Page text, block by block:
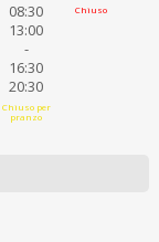
08:30
13:00
-
16:30
20:30
Chiuso per
pranzo
Chiuso